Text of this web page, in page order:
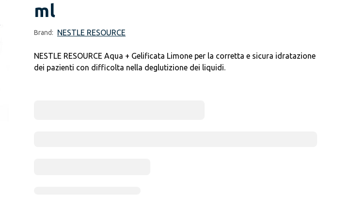
ml
Brand: NESTLE RESOURCE
NESTLE RESOURCE Aqua + Gelificata Limone per la corretta e sicura idratazione
dei pazienti con difficolta nella deglutizione dei liquidi.